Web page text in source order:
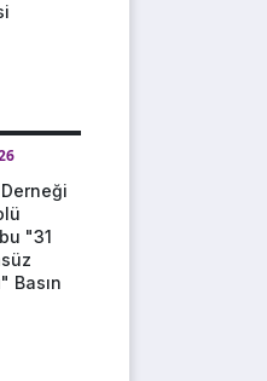
"31
Basın